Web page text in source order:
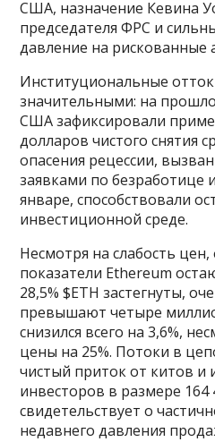
США, назначение Кевина
председателя ФРС и
давление на рискованные
Институциональные
значительными: на
США зафиксировали
долларов чистого снятия
опасения рецессии,
заявками по безработице
январе, способствовали
инвестиционной среде.
Несмотря на слабость
показатели Ethereum
28,5% $ETH застегнуты,
превышают четыре
снизился всего на 3,6%,
цены на 25%. Потоки в
чистый приток от китов и
инвесторов в размере 164
свидетельствует о
недавнего давления